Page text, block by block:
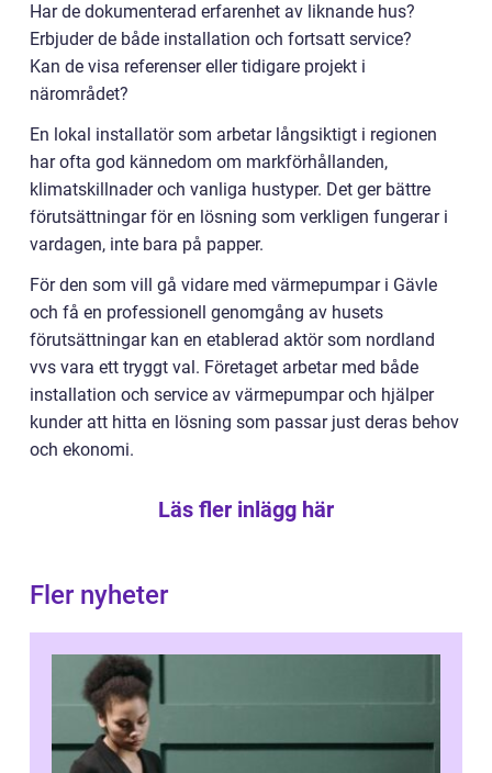
Har de dokumenterad erfarenhet av liknande hus?
Erbjuder de både installation och fortsatt service?
Kan de visa referenser eller tidigare projekt i
närområdet?
En lokal installatör som arbetar långsiktigt i regionen
har ofta god kännedom om markförhållanden,
klimatskillnader och vanliga hustyper. Det ger bättre
förutsättningar för en lösning som verkligen fungerar i
vardagen, inte bara på papper.
För den som vill gå vidare med värmepumpar i Gävle
och få en professionell genomgång av husets
förutsättningar kan en etablerad aktör som nordland
vvs vara ett tryggt val. Företaget arbetar med både
installation och service av värmepumpar och hjälper
kunder att hitta en lösning som passar just deras behov
och ekonomi.
Läs fler inlägg här
Fler nyheter